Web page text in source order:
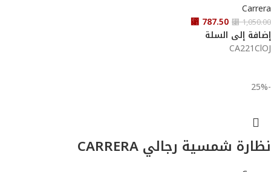
Carrera
⃁1,050.00
⃁ 787.50
إضافة إلى السلة
CA221ClOJ
-25%
نظارة شمسية رجالي CARRERA